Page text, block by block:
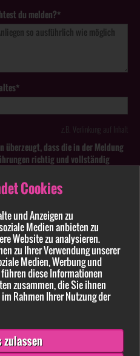
Cookies
und Anzeigen zu
Medien anbieten zu
Website zu analysieren.
zu Ihrer Verwendung unserer
Medien, Werbung und
diese Informationen
zusammen, die Sie ihnen
Rahmen Ihrer Nutzung der
zulassen
du melden?*
z.B. Verlinkung auf Inhalt
überzeugt, dass die in der Meldung
richtig und vollständig
strafbar sein.
Pflichtfelder sind mit * markiert
.